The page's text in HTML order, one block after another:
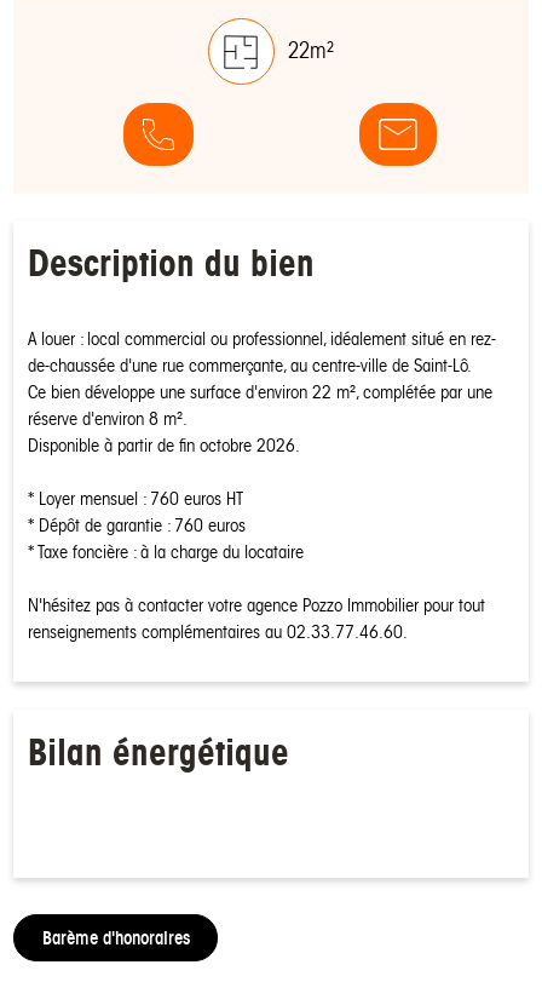
22m²
Description du bien
A louer : local commercial ou professionnel, idéalement situé en rez-
de-chaussée d'une rue commerçante, au centre-ville de Saint-Lô.
Ce bien développe une surface d'environ 22 m², complétée par une
réserve d'environ 8 m².
Disponible à partir de fin octobre 2026.
* Loyer mensuel : 760 euros HT
* Dépôt de garantie : 760 euros
* Taxe foncière : à la charge du locataire
N'hésitez pas à contacter votre agence Pozzo Immobilier pour tout
renseignements complémentaires au 02.33.77.46.60.
Bilan énergétique
Barème d'honoraires